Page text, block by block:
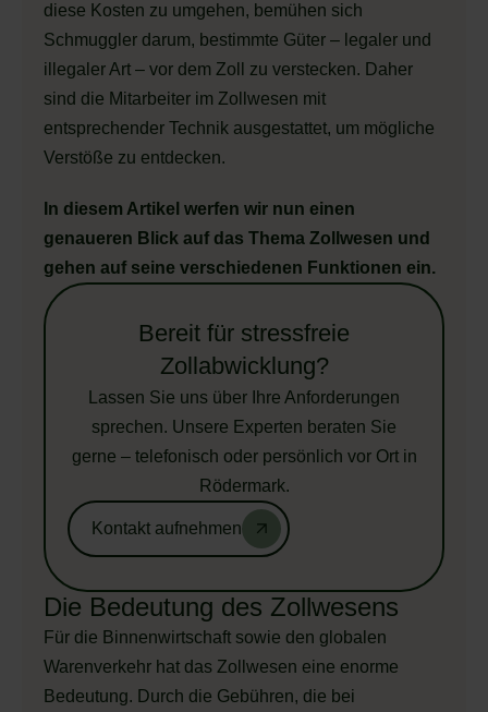
diese Kosten zu umgehen, bemühen sich
Schmuggler darum, bestimmte Güter – legaler und
illegaler Art – vor dem Zoll zu verstecken. Daher
sind die Mitarbeiter im Zollwesen mit
entsprechender Technik ausgestattet, um mögliche
Verstöße zu entdecken.
In diesem Artikel werfen wir nun einen
genaueren Blick auf das Thema Zollwesen und
gehen auf seine verschiedenen Funktionen ein.
Bereit für stressfreie
Zollabwicklung?
Lassen Sie uns über Ihre Anforderungen
sprechen. Unsere Experten beraten Sie
gerne – telefonisch oder persönlich vor Ort in
Rödermark.
Kontakt aufnehmen
Die Bedeutung des Zollwesens
Für die Binnenwirtschaft sowie den globalen
Warenverkehr hat das Zollwesen eine enorme
Bedeutung. Durch die Gebühren, die bei